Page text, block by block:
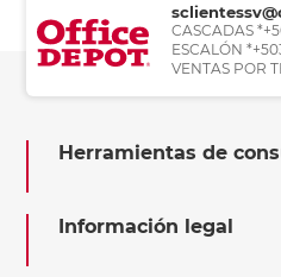
CASCADAS
ESCALÓN
VENTAS POR
Herramientas de
Información legal